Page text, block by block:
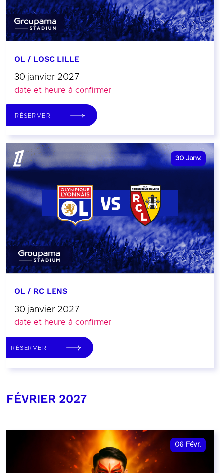
OL / LOSC LILLE
30 janvier 2027
date et heure à confirmer
RÉSERVER
30 Janv.
OL / RC LENS
30 janvier 2027
date et heure à confirmer
RÉSERVER
FÉVRIER 2027
06 Févr.